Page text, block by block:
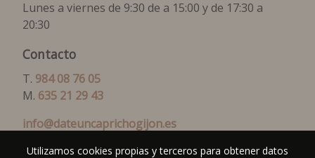
Lunes a viernes de 9:30 de a 15:00 y de 17:30 a
20:30
Contacto
T. 984 08 76 05
M. 635 21 29 43
info@dateuncaprichogijon.es
Utilizamos cookies propias y terceros para obtener datos